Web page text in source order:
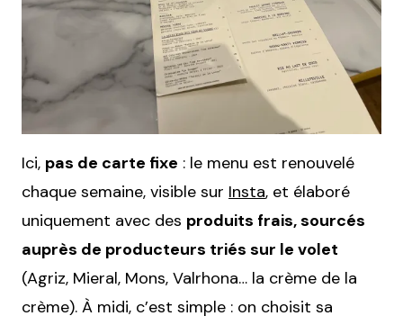
Ici, pas de carte fixe : le menu est renouvelé
chaque semaine, visible sur Insta, et élaboré
uniquement avec des produits frais, sourcés
auprès de producteurs triés sur le volet
(Agriz, Mieral, Mons, Valrhona… la crème de la
crème). À midi, c’est simple : on choisit sa